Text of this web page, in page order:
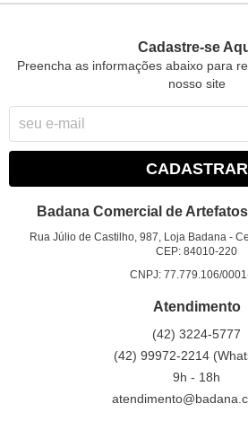
Cadastre-se
Preencha as informações abaixo para
nosso site
CADASTRAR
Badana Comercial de
Rua Júlio de Castilho, 987, Loja Badana-
CEP: 84010-220
CNPJ: 77.779.106/
Atendimento
(42) 3224-5777
(42) 99972-2214
9h - 18h